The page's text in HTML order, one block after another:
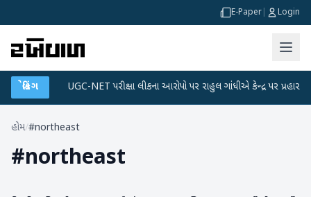
E-Paper Login
બ્રેકિંગ
પ્લાન UGC-NET પરીક્ષા લીકના આરોપો પર રાહુલ ગાંધીએ કેન્દ્ર પર પ્રહાર કર્યા
હોમ/#northeast
#northeast